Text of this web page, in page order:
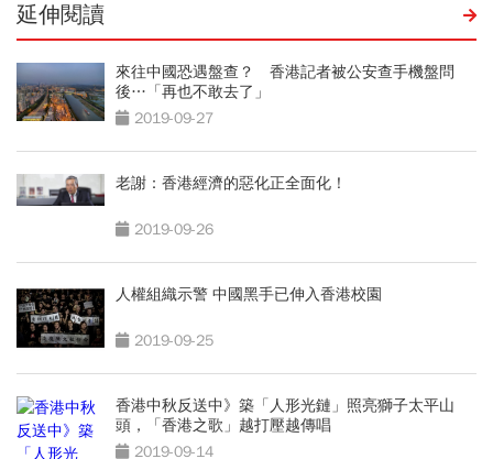
延伸閱讀
來往中國恐遇盤查？ 香港記者被公安查手機盤問
後…「再也不敢去了」
2019-09-27
老謝：香港經濟的惡化正全面化！
2019-09-26
人權組織示警 中國黑手已伸入香港校園
2019-09-25
香港中秋反送中》築「人形光鏈」照亮獅子太平山
頭，「香港之歌」越打壓越傳唱
2019-09-14